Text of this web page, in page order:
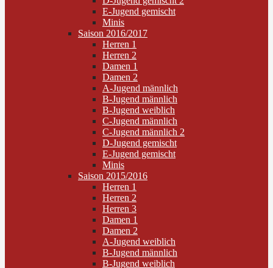
E-Jugend gemischt
Minis
Saison 2016/2017
Herren 1
Herren 2
Damen 1
Damen 2
A-Jugend männlich
B-Jugend männlich
B-Jugend weiblich
C-Jugend männlich
C-Jugend männlich 2
D-Jugend gemischt
E-Jugend gemischt
Minis
Saison 2015/2016
Herren 1
Herren 2
Herren 3
Damen 1
Damen 2
A-Jugend weiblich
B-Jugend männlich
B-Jugend weiblich